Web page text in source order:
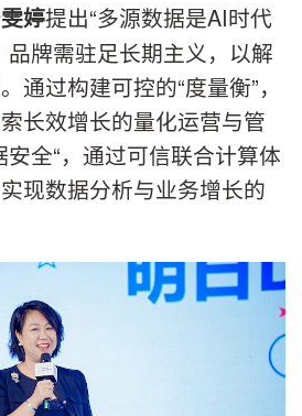
婷提出“多源数据是AI时代
品牌需驻足长期主义，以解
通过构建可控的“度量衡”，
长效增长的量化运营与管
全“，通过可信联合计算体
现数据分析与业务增长的